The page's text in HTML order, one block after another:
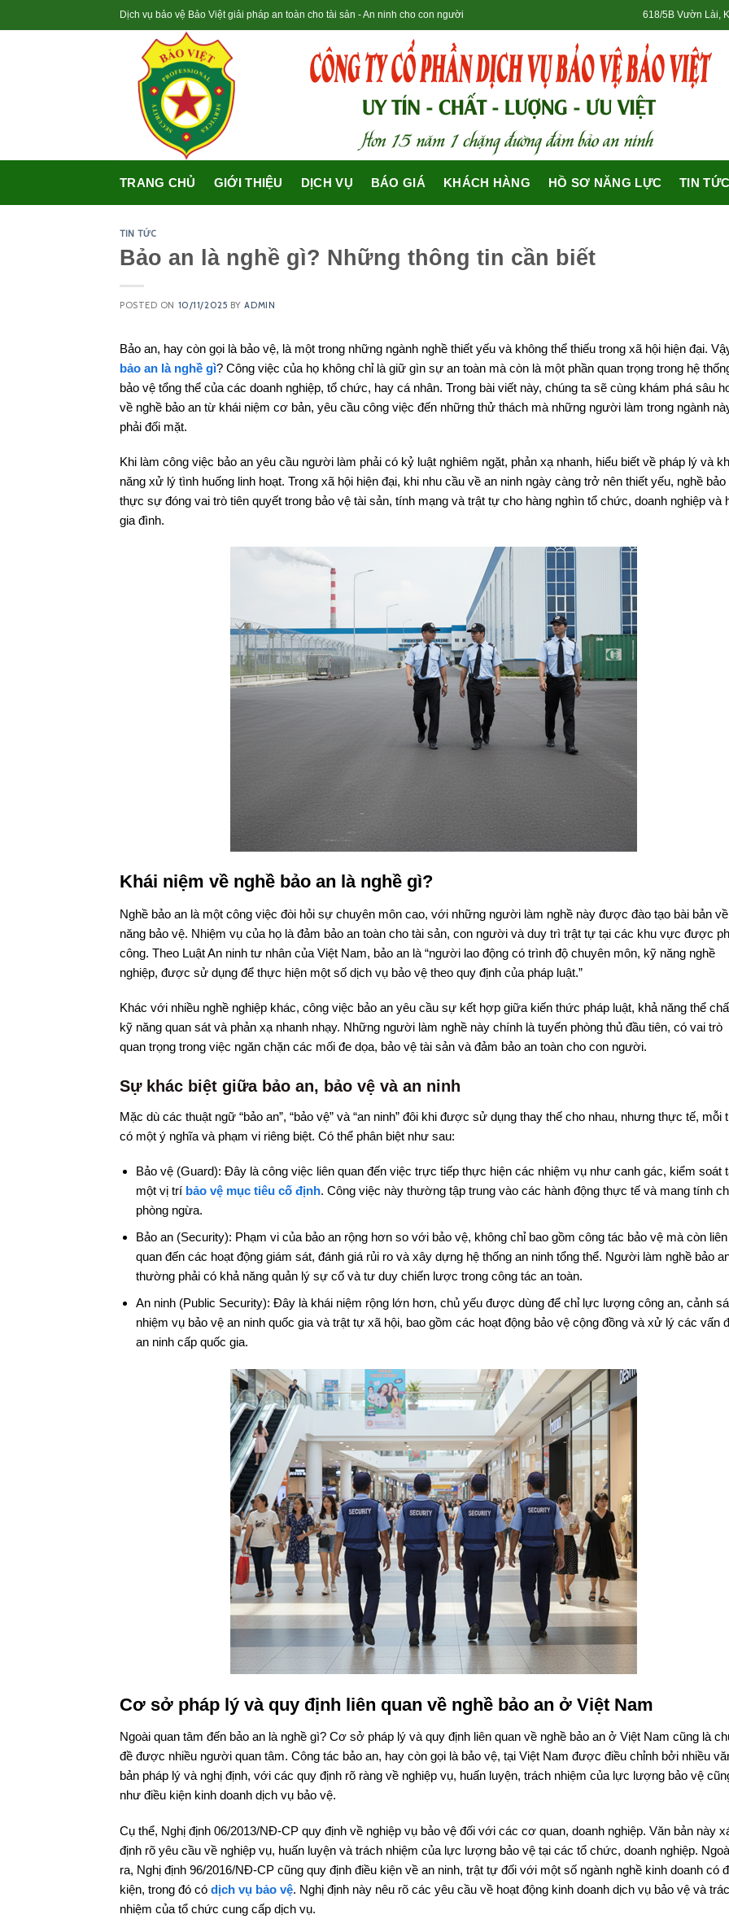
to
Dịch vụ bảo vệ Bảo Việt giải pháp an toàn cho tài sản - An ninh cho con người 618/5B Vườn Lài,
TRANG CHỦ GIỚI THIỆU DỊCH VỤ BÁO GIÁ KHÁCH HÀNG HỒ SƠ NĂNG LỰC TIN TỨC
TIN TỨC
Bảo an là nghề gì? Những thông tin cần biết
POSTED ON 10/11/2025 BYADMIN
Bảo an, hay còn gọi là bảo vệ, là một trong những ngành nghề thiết yếu và không thể thiếu trong xã hội hiện đại.
bảo an là nghề gì? Công việc của họ không chỉ là giữ gìn sự an toàn mà còn là một phần quan trọng trong hệ
bảo vệ tổng thể của các doanh nghiệp, tổ chức, hay cá nhân. Trong bài viết này, chúng ta sẽ cùng khám phá sâu
về nghề bảo an từ khái niệm cơ bản, yêu cầu công việc đến những thử thách mà những người làm trong ngành
phải đối mặt.
Khi làm công việc bảo an yêu cầu người làm phải có kỷ luật nghiêm ngặt, phản xạ nhanh, hiểu biết về pháp lý và
năng xử lý tình huống linh hoạt. Trong xã hội hiện đại, khi nhu cầu về an ninh ngày càng trở nên thiết yếu, nghề bảo
thực sự đóng vai trò tiên quyết trong bảo vệ tài sản, tính mạng và trật tự cho hàng nghìn tổ chức, doanh nghiệp và
gia đình.
Khái niệm về nghề bảo an là nghề gì?
Nghề bảo an là một công việc đòi hỏi sự chuyên môn cao, với những người làm nghề này được đào tạo bài bản
năng bảo vệ. Nhiệm vụ của họ là đảm bảo an toàn cho tài sản, con người và duy trì trật tự tại các khu vực được
công. Theo Luật An ninh tư nhân của Việt Nam, bảo an là “người lao động có trình độ chuyên môn, kỹ năng nghề
nghiệp, được sử dụng để thực hiện một số dịch vụ bảo vệ theo quy định của pháp luật.”
Khác với nhiều nghề nghiệp khác, công việc bảo an yêu cầu sự kết hợp giữa kiến thức pháp luật, khả năng thể
kỹ năng quan sát và phản xạ nhanh nhạy. Những người làm nghề này chính là tuyến phòng thủ đầu tiên, có vai trò
quan trọng trong việc ngăn chặn các mối đe dọa, bảo vệ tài sản và đảm bảo an toàn cho con người.
Sự khác biệt giữa bảo an, bảo vệ và an ninh
Mặc dù các thuật ngữ “bảo an”, “bảo vệ” và “an ninh” đôi khi được sử dụng thay thế cho nhau, nhưng thực tế, mỗi
có một ý nghĩa và phạm vi riêng biệt. Có thể phân biệt như sau:
Bảo vệ (Guard): Đây là công việc liên quan đến việc trực tiếp thực hiện các nhiệm vụ như canh gác, kiểm soát
một vị trí bảo vệ mục tiêu cố định. Công việc này thường tập trung vào các hành động thực tế và mang tính
phòng ngừa.
Bảo an (Security): Phạm vi của bảo an rộng hơn so với bảo vệ, không chỉ bao gồm công tác bảo vệ mà còn liên
quan đến các hoạt động giám sát, đánh giá rủi ro và xây dựng hệ thống an ninh tổng thể. Người làm nghề bảo
thường phải có khả năng quản lý sự cố và tư duy chiến lược trong công tác an toàn.
An ninh (Public Security): Đây là khái niệm rộng lớn hơn, chủ yếu được dùng để chỉ lực lượng công an, cảnh
nhiệm vụ bảo vệ an ninh quốc gia và trật tự xã hội, bao gồm các hoạt động bảo vệ cộng đồng và xử lý các vấn
an ninh cấp quốc gia.
Cơ sở pháp lý và quy định liên quan về nghề bảo an ở Việt Nam
Ngoài quan tâm đến bảo an là nghề gì? Cơ sở pháp lý và quy định liên quan về nghề bảo an ở Việt Nam cũng là
đề được nhiều người quan tâm. Công tác bảo an, hay còn gọi là bảo vệ, tại Việt Nam được điều chỉnh bởi nhiều
bản pháp lý và nghị định, với các quy định rõ ràng về nghiệp vụ, huấn luyện, trách nhiệm của lực lượng bảo vệ
như điều kiện kinh doanh dịch vụ bảo vệ.
Cụ thể, Nghị định 06/2013/NĐ-CP quy định về nghiệp vụ bảo vệ đối với các cơ quan, doanh nghiệp. Văn bản này
định rõ yêu cầu về nghiệp vụ, huấn luyện và trách nhiệm của lực lượng bảo vệ tại các tổ chức, doanh nghiệp.
ra, Nghị định 96/2016/NĐ-CP cũng quy định điều kiện về an ninh, trật tự đối với một số ngành nghề kinh doanh có
kiện, trong đó có dịch vụ bảo vệ. Nghị định này nêu rõ các yêu cầu về hoạt động kinh doanh dịch vụ bảo vệ và
nhiệm của tổ chức cung cấp dịch vụ.